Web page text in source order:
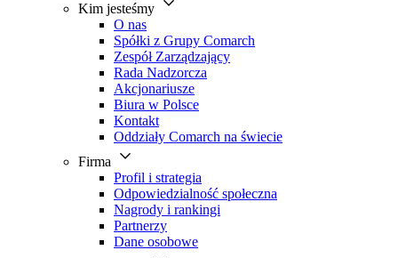
Kim jesteśmy
O nas
Spółki z Grupy Comarch
Zespół Zarządzający
Rada Nadzorcza
Akcjonariusze
Biura w Polsce
Kontakt
Oddziały Comarch na świecie
Firma
Profil i strategia
Odpowiedzialność społeczna
Nagrody i rankingi
Partnerzy
Dane osobowe